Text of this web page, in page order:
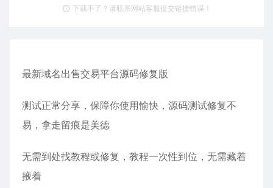
下载不了？请联系网站客服提交链接错误！
最新域名出售交易平台源码修复版
测试正常分享，保障你使用愉快，源码测试修复不
易，拿走留痕是美德
无需到处找教程或修复，教程一次性到位，无需藏着
掖着